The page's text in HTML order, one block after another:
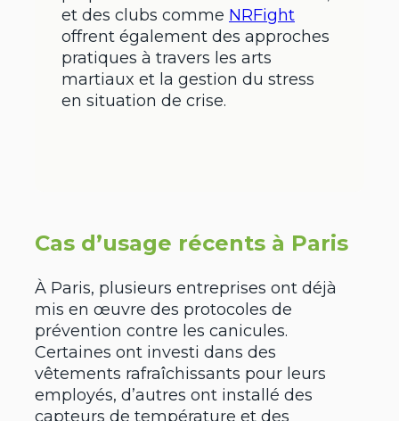
et des clubs comme NRFight
offrent également des approches
pratiques à travers les arts
martiaux et la gestion du stress
en situation de crise.
Cas d’usage récents à Paris
À Paris, plusieurs entreprises ont déjà
mis en œuvre des protocoles de
prévention contre les canicules.
Certaines ont investi dans des
vêtements rafraîchissants pour leurs
employés, d’autres ont installé des
capteurs de température et des